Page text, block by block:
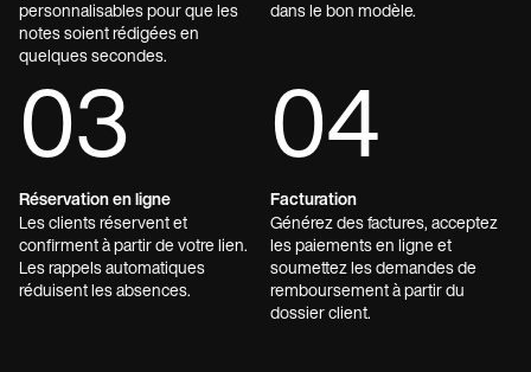
personnalisables pour que les
notes soient rédigées en
quelques secondes.
dans le bon modèle.
03
Réservation en ligne
Les clients réservent et
confirment à partir de votre lien.
Les rappels automatiques
réduisent les absences.
04
Facturation
Générez des factures, acceptez
les paiements en ligne et
soumettez les demandes de
remboursement à partir du
dossier client.